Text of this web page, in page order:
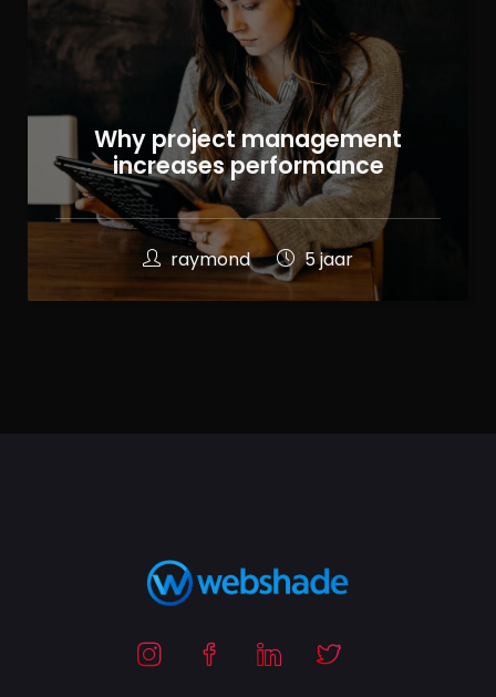
100%
Why project management
increases performance
raymond 5 jaar